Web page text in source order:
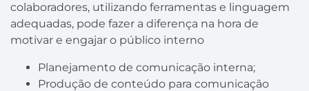
colaboradores, utilizando ferramentas e linguagem
adequadas, pode fazer a diferença na hora de
motivar e engajar o público interno
Planejamento de comunicação interna;
Produção de conteúdo para comunicação